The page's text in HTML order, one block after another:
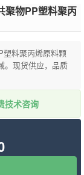
聚物PP塑料聚丙
塑料聚丙烯原料颗
。现货供应，品质
技术咨询